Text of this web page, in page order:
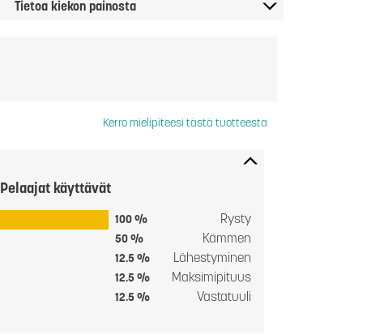
Tietoa kiekon painosta
Kerro mielipiteesi tästä tuotteesta
Pelaajat käyttävät
100 % Rysty
50 % Kämmen
12.5 % Lähestyminen
12.5 % Maksimipituus
12.5 % Vastatuuli